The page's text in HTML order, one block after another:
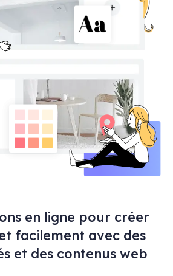
en ligne pour créer
facilement avec des
et des contenus web